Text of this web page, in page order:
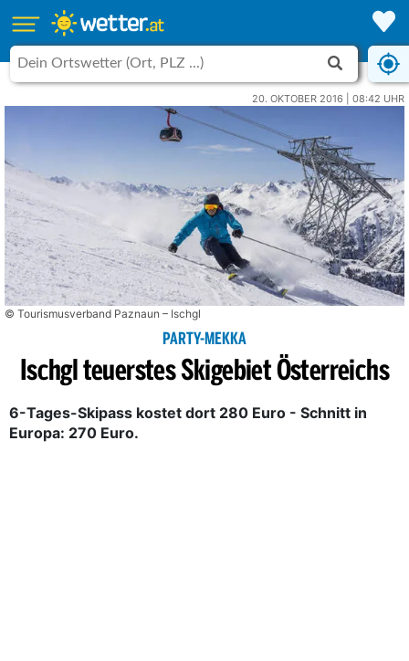
20. OKTOBER 2016 | 08:42 UHR
© Tourismusverband Paznaun – Ischgl
PARTY-MEKKA
Ischgl teuerstes Skigebiet Österreichs
6-Tages-Skipass kostet dort 280 Euro - Schnitt in
Europa: 270 Euro.